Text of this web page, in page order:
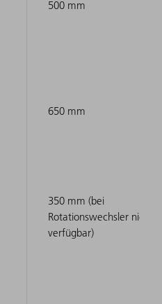
500 mm
650 mm
350 mm (bei
Rotationswechsler nicht
verfügbar)